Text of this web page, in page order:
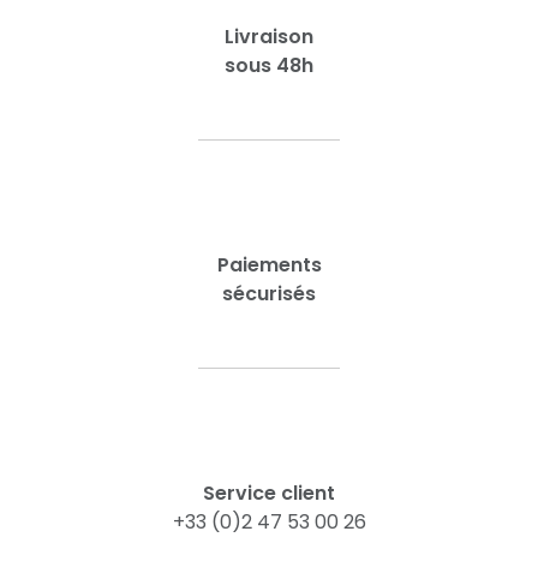
Livraison
sous 48h
Paiements
sécurisés
Service client
+33 (0)2 47 53 00 26